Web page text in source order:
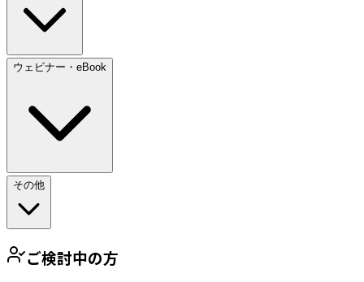
ウェビナー・eBook
その他
ご検討中の方